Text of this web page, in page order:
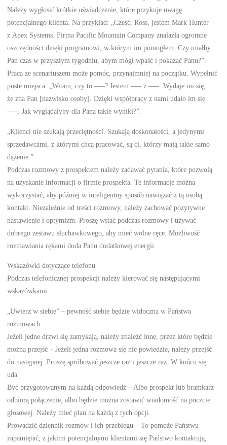
Należy wygłosić krótkie oświadczenie, które przykuje uwagę
potencjalnego klienta. Na przykład: „Cześć, Ross, jestem Mark Hunter
z Apex Systems. Firma Pacific Mountain Company znalazła ogromne
oszczędności dzięki programowi, w którym im pomogłem. Czy miałby
Pan czas w przyszłym tygodniu, abym mógł wpaść i pokazać Panu?”.
Praca ze scenariuszem może pomóc, przynajmniej na początku. Wypełnić
puste miejsca: „Witam, czy to —–? Jestem —– z —–. Wydaje mi się,
że zna Pan [nazwisko osoby]. Dzięki współpracy z nami udało im się
—–. Jak wyglądałyby dla Pana takie wyniki?”.
„Klienci nie szukają przeciętności. Szukają doskonałości, a jedynymi
sprzedawcami, z którymi chcą pracować, są ci, którzy mają takie samo
dążenie.”
Podczas rozmowy z prospektem należy zadawać pytania, które pozwolą
na uzyskanie informacji o firmie prospekta. Te informacje można
wykorzystać, aby później w inteligentny sposób nawiązać z tą osobą
kontakt. Niezależnie od treści rozmowy, należy zachować pozytywne
nastawienie i optymizm. Proszę wstać podczas rozmowy i używać
dobrego zestawu słuchawkowego, aby mieć wolne ręce. Możliwość
rozmawiania rękami doda Panu dodatkowej energii.
Wskazówki dotyczące telefonu
Podczas telefonicznej prospekcji należy kierować się następującymi
wskazówkami:
„Uwierz w siebie” – pewność siebie będzie widoczna w Państwa
rozmowach.
Jeżeli jedne drzwi się zamykają, należy znaleźć inne, przez które będzie
można przejść – Jeżeli jedna rozmowa się nie powiedzie, należy przejść
do następnej. Proszę spróbować jeszcze raz i jeszcze raz. W końcu się
uda.
Być przygotowanym na każdą odpowiedź – Albo prospekt lub bramkarz
odbiorą połączenie, albo będzie można zostawić wiadomość na poczcie
głosowej. Należy mieć plan na każdą z tych opcji.
Prowadzić dziennik rozmów i ich przebiegu – To pomoże Państwu
zapamiętać, z jakimi potencjalnymi klientami się Państwo kontaktują,